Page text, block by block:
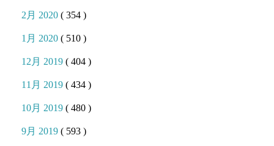
2月 2020( 354 )
1月 2020( 510 )
12月 2019( 404 )
11月 2019( 434 )
10月 2019( 480 )
9月 2019( 593 )